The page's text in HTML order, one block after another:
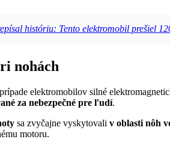
históriu: Tento elektromobil prešiel
nohách
elektromobilov silné
za nebezpečné pre ľudí.
sa zvyčajne vyskytovali v oblasti nôh
motoru.